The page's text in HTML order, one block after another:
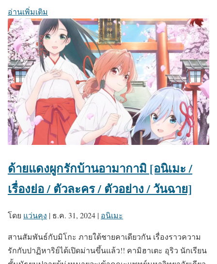
อ่านเพิ่มเติม
ด้ายแดงผูกรักบ้านอามากามิ [อนิเมะ /
เรื่องย่อ / ตัวละคร / ตัวอย่าง / วันฉาย]
โดย แว่นคุง | ธ.ค. 31, 2024 | อนิเมะ
สานสัมพันธ์กับมิโกะ ภายใต้ชายคาเดียวกัน เรื่องราวความ
รักกับปาฏิหาริย์ได้เปิดม่านขึ้นแล้ว!! คามิฮาเตะ อุริว นักเรียน